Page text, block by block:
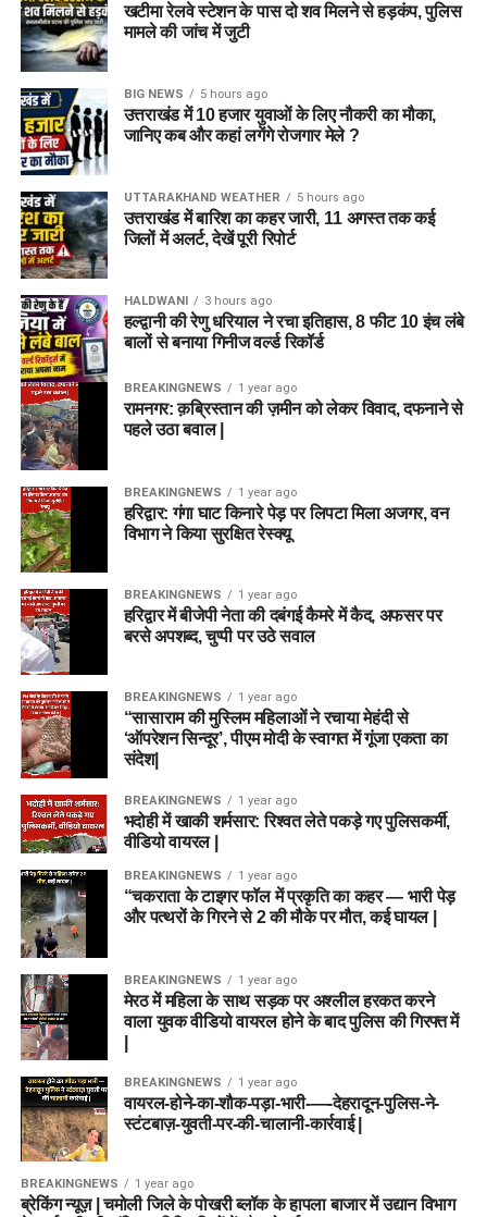
खटीमा रेलवे स्टेशन के पास दो शव मिलने से हड़कंप, पुलिस
मामले की जांच में जुटी
BIG NEWS 5 hours ago
उत्तराखंड में 10 हजार युवाओं के लिए नौकरी का मौका,
जानिए कब और कहां लगेंगे रोजगार मेले ?
UTTARAKHAND WEATHER 5 hours ago
उत्तराखंड में बारिश का कहर जारी, 11 अगस्त तक कई
जिलों में अलर्ट, देखें पूरी रिपोर्ट
HALDWANI 3 hours ago
हल्द्वानी की रेणु धरियाल ने रचा इतिहास, 8 फीट 10 इंच लंबे
बालों से बनाया गिनीज वर्ल्ड रिकॉर्ड
BREAKINGNEWS 1 year ago
रामनगर: क़ब्रिस्तान की ज़मीन को लेकर विवाद, दफनाने से
पहले उठा बवाल |
BREAKINGNEWS 1 year ago
हरिद्वार: गंगा घाट किनारे पेड़ पर लिपटा मिला अजगर, वन
विभाग ने किया सुरक्षित रेस्क्यू
BREAKINGNEWS 1 year ago
हरिद्वार में बीजेपी नेता की दबंगई कैमरे में कैद, अफसर पर
बरसे अपशब्द, चुप्पी पर उठे सवाल
BREAKINGNEWS 1 year ago
“सासाराम की मुस्लिम महिलाओं ने रचाया मेहंदी से
‘ऑपरेशन सिन्दूर’, पीएम मोदी के स्वागत में गूंजा एकता का
संदेश|
BREAKINGNEWS 1 year ago
भदोही में खाकी शर्मसार: रिश्वत लेते पकड़े गए पुलिसकर्मी,
वीडियो वायरल |
BREAKINGNEWS 1 year ago
“चकराता के टाइगर फॉल में प्रकृति का कहर — भारी पेड़
और पत्थरों के गिरने से 2 की मौके पर मौत, कई घायल |
BREAKINGNEWS 1 year ago
मेरठ में महिला के साथ सड़क पर अश्लील हरकत करने
वाला युवक वीडियो वायरल होने के बाद पुलिस की गिरफ्त में
BREAKINGNEWS 1 year ago
वायरल-होने-का-शौक-पड़ा-भारी-—-देहरादून-पुलिस-ने-
स्टंटबाज़-युवती-पर-की-चालानी-कार्रवाई |
BREAKINGNEWS 1 year ago
ब्रेकिंग न्यूज़ | चमोली जिले के पोखरी ब्लॉक के हापला बाजार में उद्यान विभाग